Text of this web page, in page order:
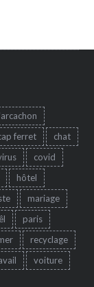
ferret
chat
covid
hôtel
mariage
paris
recyclage
voiture